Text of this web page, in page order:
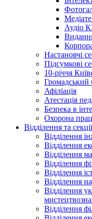
Аудіо
Настановчі
Підсумкові
10-річчя
Громадський
Афіліація
Атестація
Безпека в
Охорона
Відділення та
Відділення
Відділення
Відділення
Відділення
Відділення
Відділення
Відділення
Відділення